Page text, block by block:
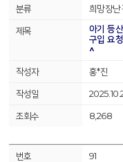
희망장난
아기 등
구입 요
^
홍*진
8,268
91